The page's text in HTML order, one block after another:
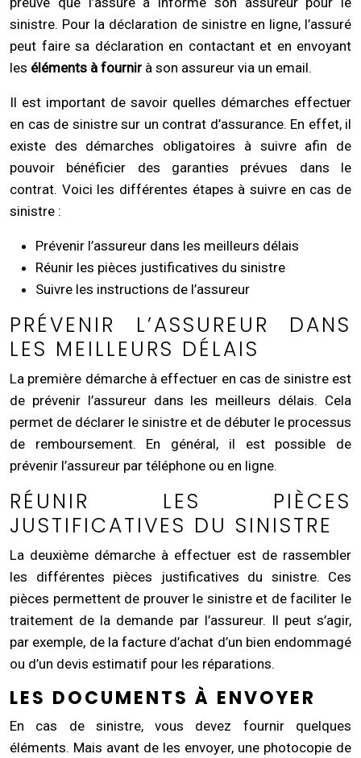
sinistre. Pour la déclaration de sinistre en ligne, l’assuré
peut faire sa déclaration en contactant et en envoyant
les éléments à fournir à son assureur via un email.
Il est important de savoir quelles démarches effectuer
en cas de sinistre sur un contrat d’assurance. En effet, il
existe des démarches obligatoires à suivre afin de
pouvoir bénéficier des garanties prévues dans le
contrat. Voici les différentes étapes à suivre en cas de
sinistre :
Prévenir l’assureur dans les meilleurs délais
Réunir les pièces justificatives du sinistre
Suivre les instructions de l’assureur
PRÉVENIR L’ASSUREUR DANS
LES MEILLEURS DÉLAIS
La première démarche à effectuer en cas de sinistre est
de prévenir l’assureur dans les meilleurs délais. Cela
permet de déclarer le sinistre et de débuter le processus
de remboursement. En général, il est possible de
prévenir l’assureur par téléphone ou en ligne.
RÉUNIR LES PIÈCES
JUSTIFICATIVES DU SINISTRE
La deuxième démarche à effectuer est de rassembler
les différentes pièces justificatives du sinistre. Ces
pièces permettent de prouver le sinistre et de faciliter le
traitement de la demande par l’assureur. Il peut s’agir,
par exemple, de la facture d’achat d’un bien endommagé
ou d’un devis estimatif pour les réparations.
LES DOCUMENTS À ENVOYER
En cas de sinistre, vous devez fournir quelques
éléments. Mais avant de les envoyer, une photocopie de